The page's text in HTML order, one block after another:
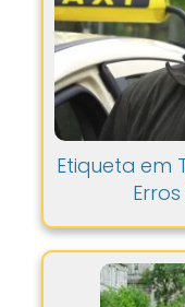
Etiqueta em